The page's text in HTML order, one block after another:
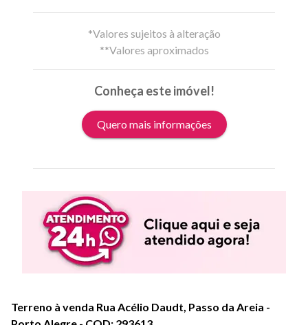
*Valores sujeitos à alteração
**Valores aproximados
Conheça este imóvel!
Quero mais informações
Terreno à venda Rua Acélio Daudt, Passo da Areia -